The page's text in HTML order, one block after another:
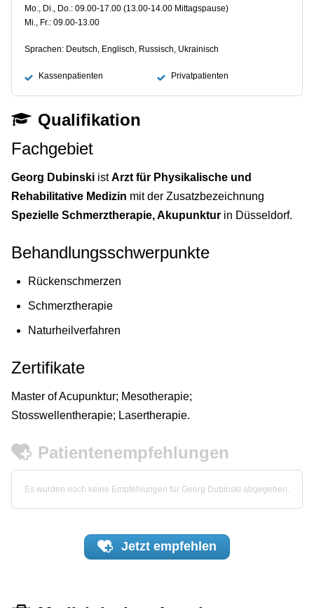
Mo., Di., Do.: 09.00-17.00 (13.00-14.00 Mittagspause)
Mi., Fr.: 09.00-13.00
Sprachen: Deutsch, Englisch, Russisch, Ukrainisch
Kassenpatienten Privatpatienten
Qualifikation
Fachgebiet
Georg Dubinski istArzt für Physikalische und
Rehabilitative Medizin mit der Zusatzbezeichnung
Spezielle Schmerztherapie, Akupunktur in Düsseldorf.
Behandlungsschwerpunkte
Rückenschmerzen
Schmerztherapie
Naturheilverfahren
Zertifikate
Master of Acupunktur; Mesotherapie;
Stosswellentherapie; Lasertherapie.
Patientenempfehlungen
Es wurden noch keine Empfehlungen für Georg Dubinski abgegeben.
Jetzt empfehlen